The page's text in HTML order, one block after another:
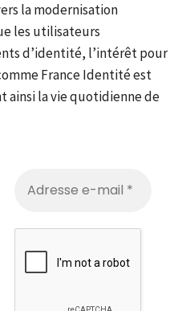
la modernisation
les utilisateurs
d’identité, l’intérêt pour
France Identité est
ainsi la vie quotidienne de